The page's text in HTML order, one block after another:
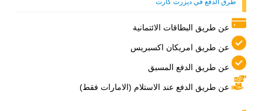
طرق الدفع في ديزرت كارت
عن طريق البطاقات الائتمانية
عن طريق امريكان اكسبريس
عن طريق الدفع المسبق
عن طريق الدفع عند الاستلام (الامارات فقط)